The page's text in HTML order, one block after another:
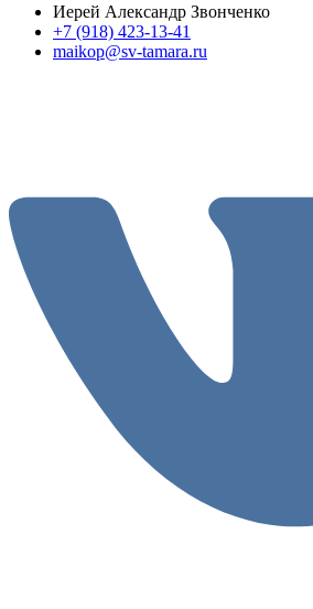
Иерей Александр Звонченко
+7 (918) 423-13-41
maikop@sv-tamara.ru